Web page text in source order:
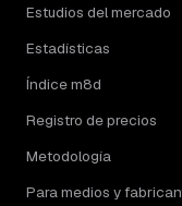
Estudios del mercado
Estadísticas
Índice m8d
Registro de precios
Metodología
Para medios y